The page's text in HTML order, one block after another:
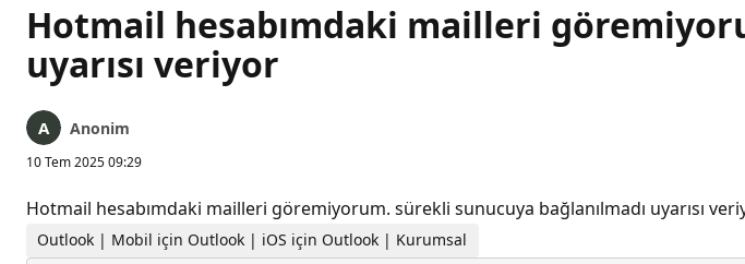
Hotmail hesabımdaki mailleri
uyarısı veriyor
Anonim
10 Tem 2025 09:29
Hotmail hesabımdaki mailleri göremiyorum. sürekli sunucuya bağlanılmadı uyarısı
Outlook | Mobil için Outlook | iOS için Outlook | Kurumsal